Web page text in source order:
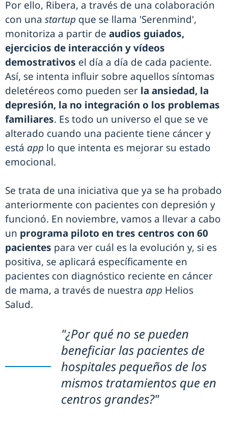
Por ello, Ribera, a través de una colaboración
con una startup que se llama 'Serenmind',
monitoriza a partir de audios guiados,
ejercicios de interacción y vídeos
demostrativos el día a día de cada paciente.
Así, se intenta influir sobre aquellos síntomas
deletéreos como pueden ser la ansiedad, la
depresión, la no integración o los problemas
familiares. Es todo un universo el que se ve
alterado cuando una paciente tiene cáncer y
está app lo que intenta es mejorar su estado
emocional.
Se trata de una iniciativa que ya se ha probado
anteriormente con pacientes con depresión y
funcionó. En noviembre, vamos a llevar a cabo
un programa piloto en tres centros con 60
pacientes para ver cuál es la evolución y, si es
positiva, se aplicará específicamente en
pacientes con diagnóstico reciente en cáncer
de mama, a través de nuestra app Helios
Salud.
"¿Por qué no se pueden
beneficiar las pacientes de
hospitales pequeños de los
mismos tratamientos que en
centros grandes?"